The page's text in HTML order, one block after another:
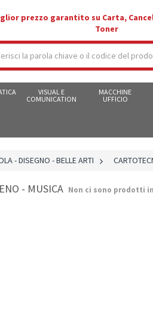
prezzo garantito su Carta,
Toner
VISUAL E
COMUNICATION
MACCHINE
UFFICIO
- DISEGNO - BELLE ARTI >
- MUSICA Non ci sono prodotti